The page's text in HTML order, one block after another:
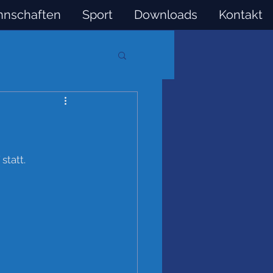
Sport Downloads Kontakt